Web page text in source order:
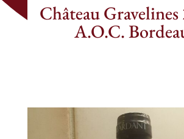
Château
A.O.C.